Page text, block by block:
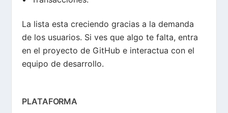
La lista esta creciendo gracias a la demanda
de los usuarios. Si ves que algo te falta, entra
en el proyecto de GitHub e interactua con el
equipo de desarrollo.
PLATAFORMA